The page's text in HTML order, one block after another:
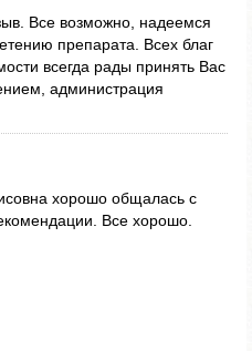
Все возможно, надеемся
препарата. Всех благ
всегда рады принять Вас
администрация
хорошо общалась с
Все хорошо.